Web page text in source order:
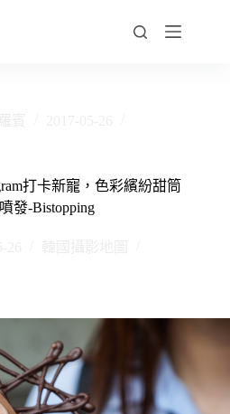
打卡新寵，色彩繽紛甜筒
發-Bistopping